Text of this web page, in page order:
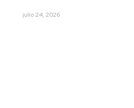
julio 24, 2026